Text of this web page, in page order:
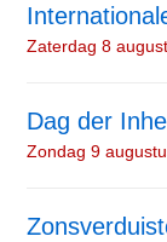
Zaterdag 8
Dag der
Zondag 9